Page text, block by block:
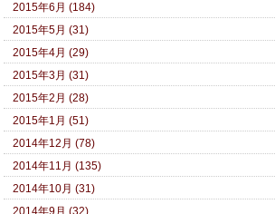
2015年6月 (184)
2015年5月 (31)
2015年4月 (29)
2015年3月 (31)
2015年2月 (28)
2015年1月 (51)
2014年12月 (78)
2014年11月 (135)
2014年10月 (31)